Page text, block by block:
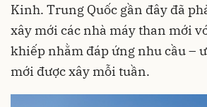
Kinh. Trung Quốc gần đây đã
xây mới các nhà máy than mới
khiếp nhằm đáp ứng nhu cầu –
mới được xây mỗi tuần.